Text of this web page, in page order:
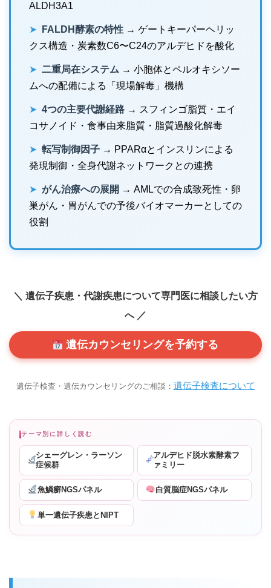
ALDH3A1
➤ FALDH酵素の特性 → ゲートキーパーヘリッ
クス構造・炭素数C6〜C24のアルデヒドを酸化
➤ 二重局在システム → 小胞体とペルオキシソー
ムへの配備による「現場解毒」機構
➤ 4つの主要代謝経路 → スフィンゴ脂質・エイ
コサノイド・食事由来脂質・脂質過酸化解毒
➤ 転写制御因子 → PPARαとインスリンによる
発現制御・全身代謝ネットワークとの連携
➤ がん治療への展開 → AMLでの合成致死性・卵
巣がん・胃がんでの予後バイオマーカーとしての
役割
＼ 遺伝子疾患・代謝疾患について専門医に相談したい方
へ ／
遺伝カウンセリングを予約する
遺伝子検査・遺伝カウンセリングのご相談： 遺伝子検査について
テーマ別に詳しく読む
シェーグレン・ラーソン
症候群
アルデヒド脱水素酵素フ
ァミリー
魚鱗癬NGSパネル 白質脳症NGSパネル
単一遺伝子疾患とNIPT